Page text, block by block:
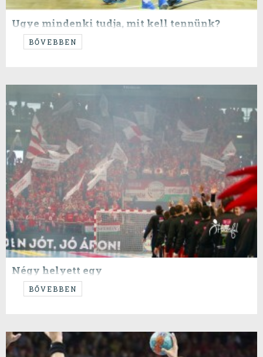
Ugye mindenki tudja, mit kell tennünk?
...hogy miénk legyen a szombat.
BŐVEBBEN
Négy helyett egy
...ezzel pedig nyílt a meccs.
BŐVEBBEN